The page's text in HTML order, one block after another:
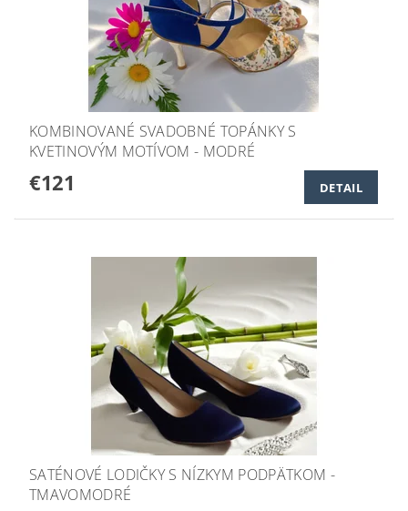
KOMBINOVANÉ SVADOBNÉ TOPÁNKY S
KVETINOVÝM MOTÍVOM - MODRÉ
€121 DETAIL
SATÉNOVÉ LODIČKY S NÍZKYM PODPÄTKOM -
TMAVOMODRÉ